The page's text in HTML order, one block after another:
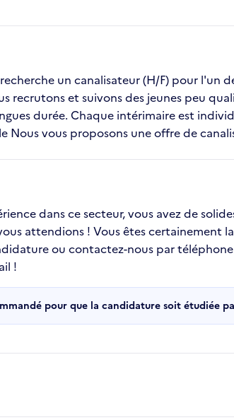
un canalisateur (H/F) pour l'un
et suivons des jeunes peu
durée. Chaque intérimaire est
vous proposons une offre de
dans ce secteur, vous avez de
attendions ! Vous êtes certainement
ou contactez-nous par
!
pour que la candidature soit étudiée